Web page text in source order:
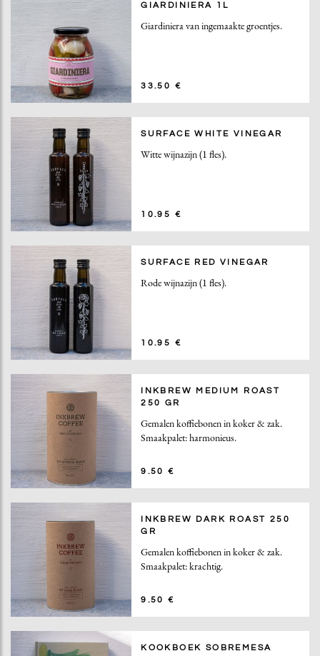
GIARDINIERA 1L
Giardiniera van ingemaakte groentjes.
33.50 €
SURFACE WHITE VINEGAR
Witte wijnazijn (1 fles).
10.95 €
SURFACE RED VINEGAR
Rode wijnazijn (1 fles).
10.95 €
INKBREW MEDIUM ROAST
250 GR
Gemalen koffiebonen in koker & zak.
Smaakpalet: harmonieus.
9.50 €
INKBREW DARK ROAST 250
GR
Gemalen koffiebonen in koker & zak.
Smaakpalet: krachtig.
9.50 €
KOOKBOEK SOBREMESA